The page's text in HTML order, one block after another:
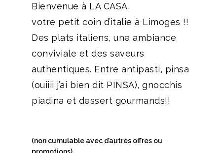
Bienvenue à LA CASA,
votre petit coin d’italie à Limoges !!
Des plats italiens, une ambiance
conviviale et des saveurs
authentiques. Entre antipasti, pinsa
(ouiiii j’ai bien dit PINSA), gnocchis
piadina et dessert gourmands!!
(non cumulable avec d’autres offres ou